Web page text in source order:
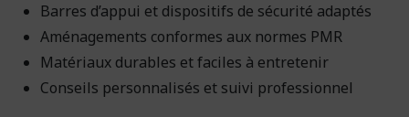
Barres d’appui et dispositifs de sécurité adaptés
Aménagements conformes aux normes PMR
Matériaux durables et faciles à entretenir
Conseils personnalisés et suivi professionnel